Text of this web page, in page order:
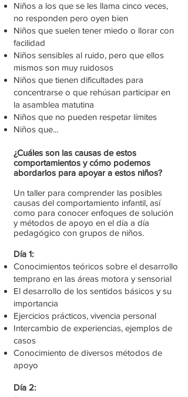
Niños a los que se les llama cinco veces,
no responden pero oyen bien
Niños que suelen tener miedo o llorar con
facilidad
Niños sensibles al ruido, pero que ellos
mismos son muy ruidosos
Niños que tienen dificultades para
concentrarse o que rehúsan participar en
la asamblea matutina
Niños que no pueden respetar límites
Niños que...
¿Cuáles son las causas de estos
comportamientos y cómo podemos
abordarlos para apoyar a estos niños?
Un taller para comprender las posibles
causas del comportamiento infantil, así
como para conocer enfoques de solución
y métodos de apoyo en el día a día
pedagógico con grupos de niños.
Día 1:
Conocimientos teóricos sobre el desarrollo
temprano en las áreas motora y sensorial
El desarrollo de los sentidos básicos y su
importancia
Ejercicios prácticos, vivencia personal
Intercambio de experiencias, ejemplos de
casos
Conocimiento de diversos métodos de
apoyo
Día 2: